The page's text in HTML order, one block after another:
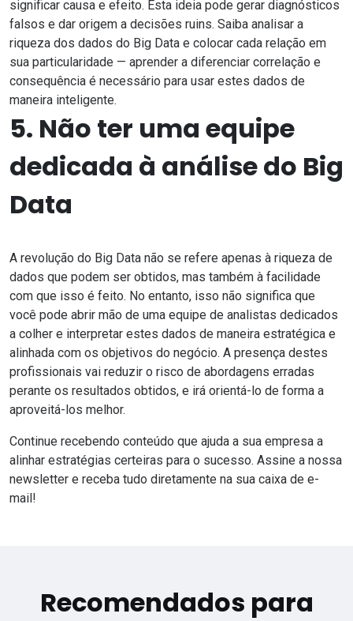
significar causa e efeito. Esta ideia pode gerar diagnósticos
falsos e dar origem a decisões ruins. Saiba analisar a
riqueza dos dados do Big Data e colocar cada relação em
sua particularidade — aprender a diferenciar correlação e
consequência é necessário para usar estes dados de
maneira inteligente.
5. Não ter uma equipe
dedicada à análise do Big
Data
A revolução do Big Data não se refere apenas à riqueza de
dados que podem ser obtidos, mas também à facilidade
com que isso é feito. No entanto, isso não significa que
você pode abrir mão de uma equipe de analistas dedicados
a colher e interpretar estes dados de maneira estratégica e
alinhada com os objetivos do negócio. A presença destes
profissionais vai reduzir o risco de abordagens erradas
perante os resultados obtidos, e irá orientá-lo de forma a
aproveitá-los melhor.
Continue recebendo conteúdo que ajuda a sua empresa a
alinhar estratégias certeiras para o sucesso. Assine a nossa
newsletter e receba tudo diretamente na sua caixa de e-
mail!
Recomendados para